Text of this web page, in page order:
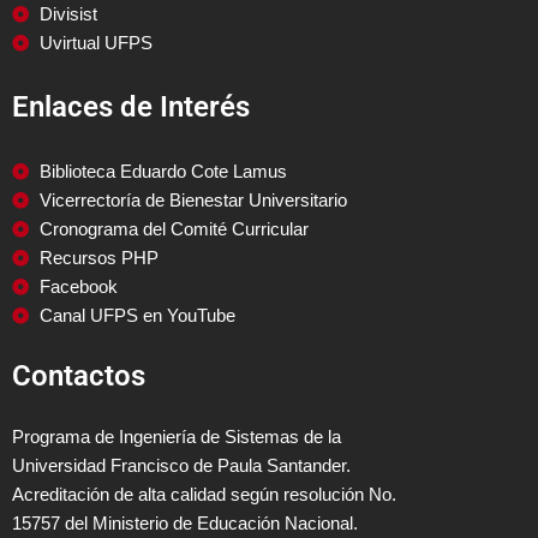
Divisist
Uvirtual UFPS
Enlaces de Interés
Biblioteca Eduardo Cote Lamus
Vicerrectoría de Bienestar Universitario
Cronograma del Comité Curricular
Recursos PHP
Facebook
Canal UFPS en YouTube
Contactos
Programa de Ingeniería de Sistemas de la
Universidad Francisco de Paula Santander.
Acreditación de alta calidad según resolución No.
15757 del Ministerio de Educación Nacional.